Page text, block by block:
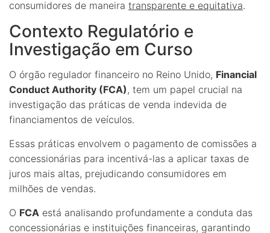
consumidores de maneira transparente e equitativa.
Contexto Regulatório e
Investigação em Curso
O órgão regulador financeiro no Reino Unido, Financial
Conduct Authority (FCA) , tem um papel crucial na
investigação das práticas de venda indevida de
financiamentos de veículos.
Essas práticas envolvem o pagamento de comissões a
concessionárias para incentivá-las a aplicar taxas de
juros mais altas, prejudicando consumidores em
milhões de vendas.
O FCA está analisando profundamente a conduta das
concessionárias e instituições financeiras, garantindo